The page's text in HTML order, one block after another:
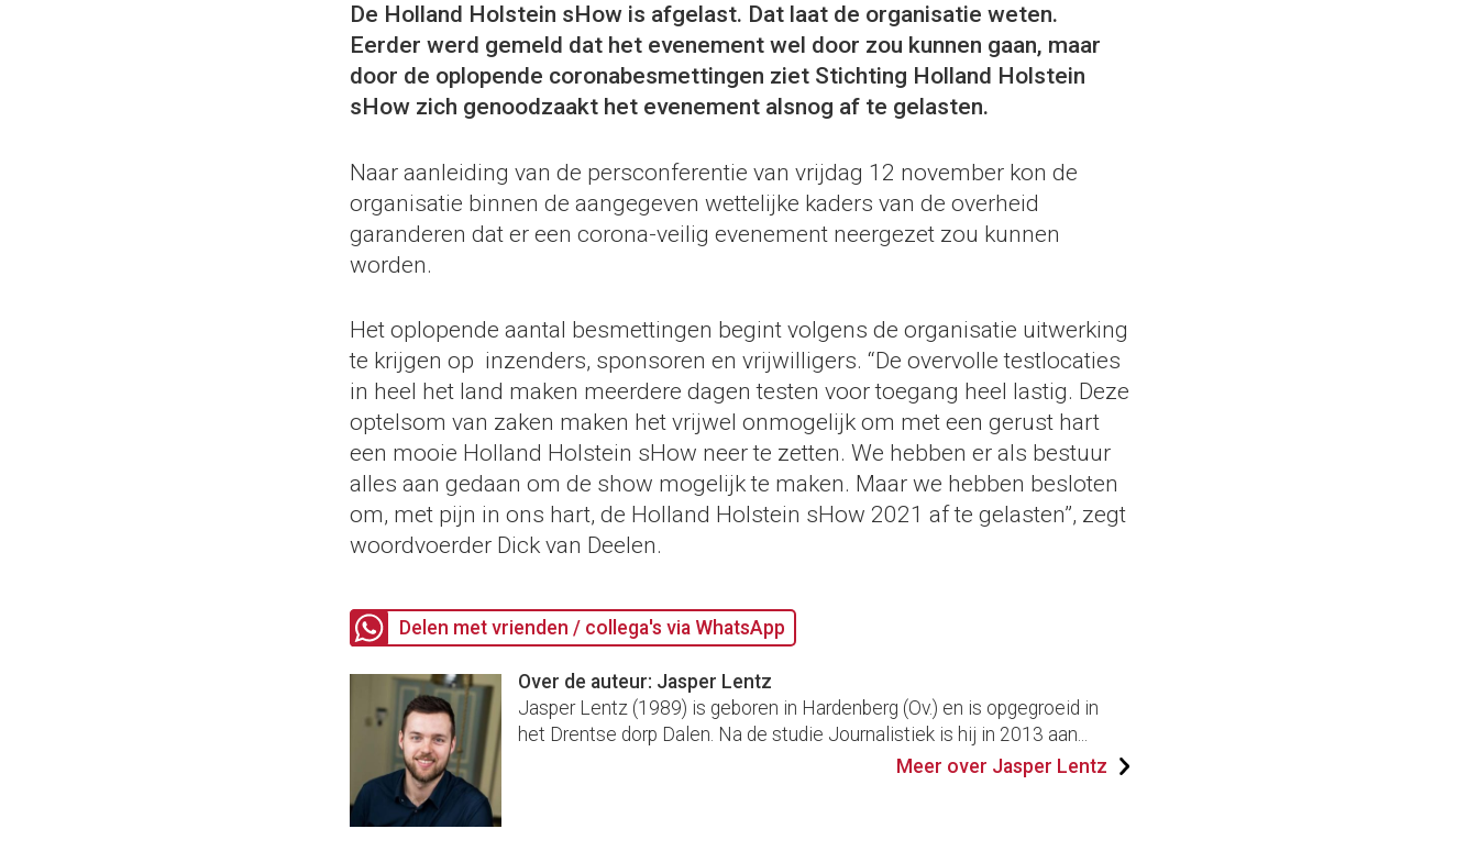
De Holland Holstein sHow is afgelast. Dat laat de organisatie weten.
Eerder werd gemeld dat het evenement wel door zou kunnen gaan, maar
door de oplopende coronabesmettingen ziet Stichting Holland Holstein
sHow zich genoodzaakt het evenement alsnog af te gelasten.
Naar aanleiding van de persconferentie van vrijdag 12 november kon de
organisatie binnen de aangegeven wettelijke kaders van de overheid
garanderen dat er een corona-veilig evenement neergezet zou kunnen
worden.
Het oplopende aantal besmettingen begint volgens de organisatie uitwerking
te krijgen op inzenders, sponsoren en vrijwilligers. “De overvolle testlocaties
in heel het land maken meerdere dagen testen voor toegang heel lastig. Deze
optelsom van zaken maken het vrijwel onmogelijk om met een gerust hart
een mooie Holland Holstein sHow neer te zetten. We hebben er als bestuur
alles aan gedaan om de show mogelijk te maken. Maar we hebben besloten
om, met pijn in ons hart, de Holland Holstein sHow 2021 af te gelasten”, zegt
woordvoerder Dick van Deelen.
Delen met vrienden / collega's via WhatsApp
Over de auteur: Jasper Lentz
Jasper Lentz (1989) is geboren in Hardenberg (Ov.) en is opgegroeid in
het Drentse dorp Dalen. Na de studie Journalistiek is hij in 2013 aan...
Meer over Jasper Lentz